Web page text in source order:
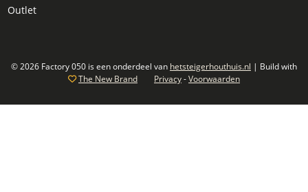
Outlet
© 2026 Factory 050 is een onderdeel van hetsteigerhouthuis.nl | Build with
The New Brand
Privacy-Voorwaarden